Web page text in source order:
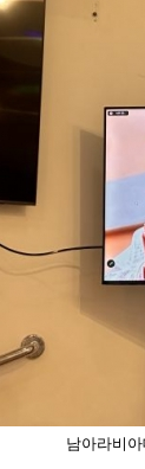
남아라비